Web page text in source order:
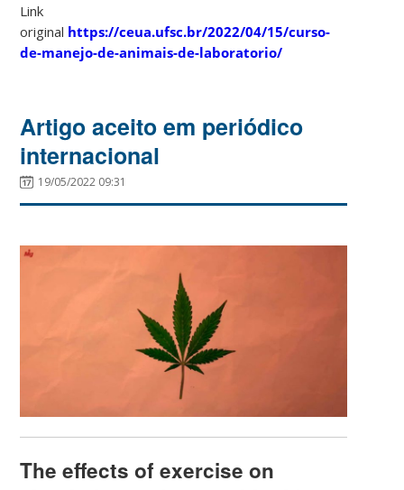
Link
original https://ceua.ufsc.br/2022/04/15/curso-
de-manejo-de-animais-de-laboratorio/
Artigo aceito em periódico
internacional
19/05/2022 09:31
The effects of exercise on